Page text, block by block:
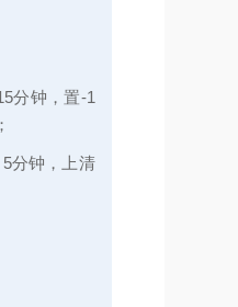
分钟，置-1
分钟，上清